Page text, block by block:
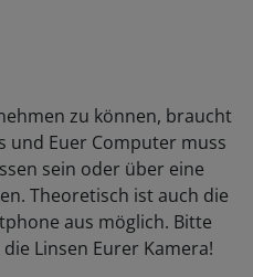
zu können, braucht
und Euer Computer muss
sein oder über eine
Theoretisch ist auch die
aus möglich. Bitte
Linsen Eurer Kamera!